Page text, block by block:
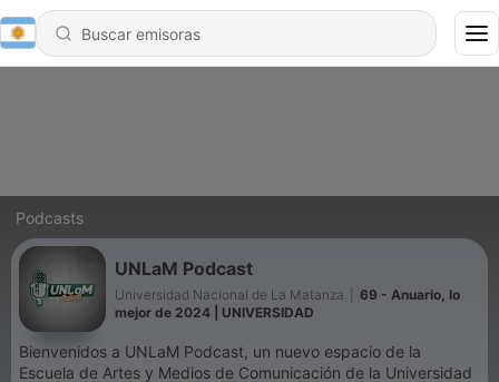
Podcasts
UNLaM Podcast
Universidad Nacional de La Matanza
69 - Anuario, lo
mejor de 2024 | UNIVERSIDAD
Bienvenidos a UNLaM Podcast, un nuevo espacio de la
Escuela de Artes y Medios de Comunicación de la Universidad